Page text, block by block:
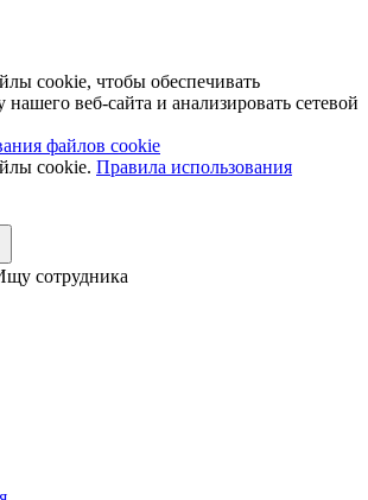
cookie, чтобы обеспечивать
веб-сайта и анализировать сетевой
файлов cookie
cookie. Правила использования
сотрудника